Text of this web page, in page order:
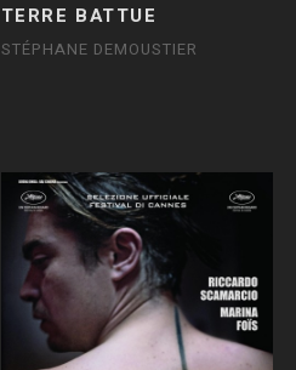
TERRE BATTUE
STÉPHANE DEMOUSTIER